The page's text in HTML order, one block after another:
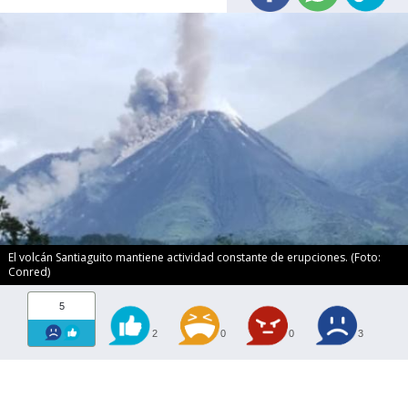
El volcán Santiaguito mantiene actividad constante de erupciones. (Foto:
Conred)
5
2 0 0 3